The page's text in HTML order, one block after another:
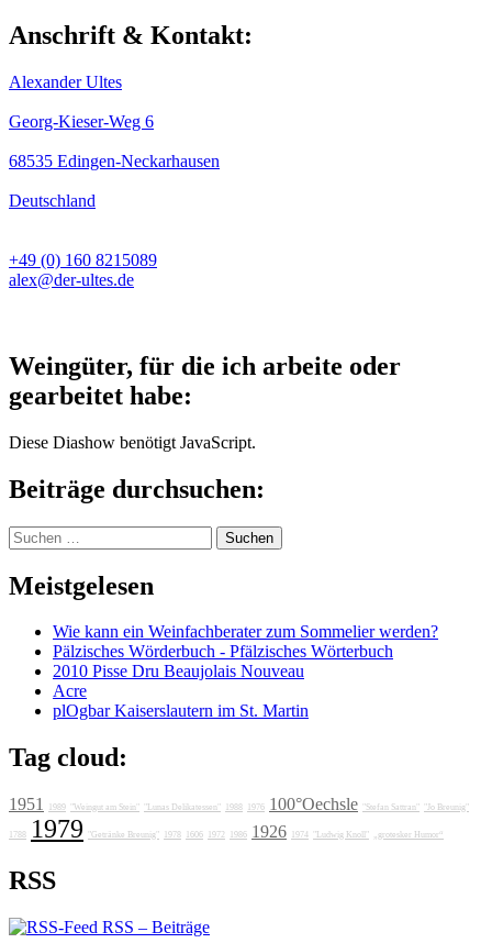
Anschrift & Kontakt:
Alexander Ultes
Georg-Kieser-Weg 6
68535 Edingen-Neckarhausen
Deutschland
+49 (0) 160 8215089
alex@der-ultes.de
Weingüter, für die ich arbeite oder
gearbeitet habe:
Diese Diashow benötigt JavaScript.
Beiträge durchsuchen:
Suchen
nach:
Meistgelesen
Wie kann ein Weinfachberater zum Sommelier werden?
Pälzisches Wörderbuch - Pfälzisches Wörterbuch
2010 Pisse Dru Beaujolais Nouveau
Acre
plOgbar Kaiserslautern im St. Martin
Tag cloud:
1951 1989 "Weingut am Stein" "Lunas Delikatessen" 1988 1976 100°Oechsle "Stefan Sattran" "Jo Breunig"
1788 1979 "Getränke Breunig" 1978 1606 1972 1986 1926 1974 "Ludwig Knoll" „grotesker Humor“
RSS
RSS – Beiträge